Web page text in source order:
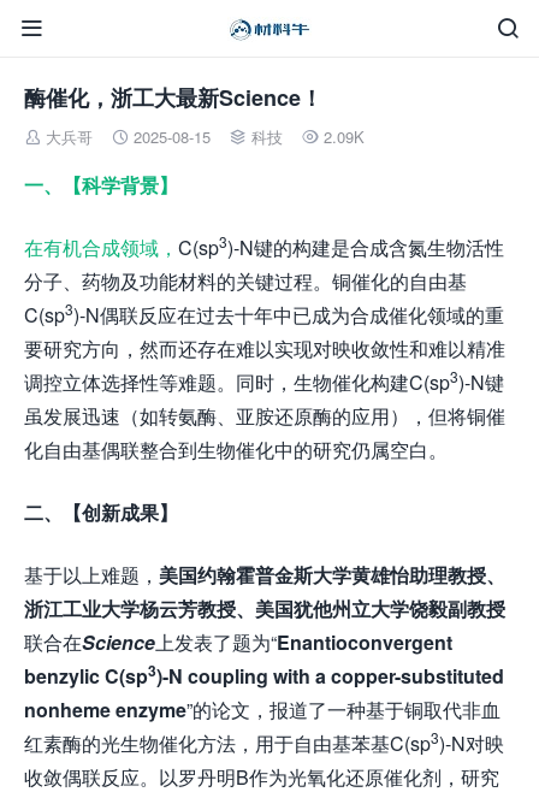


酶催化，浙工大最新Science！
 大兵哥  2025-08-15  科技  2.09K
一、【科学背景】
在有机合成领域， C(sp3)-N键的构建是合成含氮生物活性
分子、药物及功能材料的关键过程。铜催化的自由基
C(sp3)-N偶联反应在过去十年中已成为合成催化领域的重
要研究方向，然而还存在难以实现对映收敛性和难以精准
调控立体选择性等难题。同时，生物催化构建C(sp3)-N键
虽发展迅速（如转氨酶、亚胺还原酶的应用），但将铜催
化自由基偶联整合到生物催化中的研究仍属空白。
二、【创新成果】
基于以上难题， 美国约翰霍普金斯大学黄雄怡助理教授、
浙江工业大学杨云芳教授、美国犹他州立大学饶毅副教授
联合在Science上发表了题为“Enantioconvergent
benzylic C(sp3)-N coupling with a copper-substituted
nonheme enzyme”的论文，报道了一种基于铜取代非血
红素酶的光生物催化方法，用于自由基苯基C(sp3)-N对映
收敛偶联反应。以罗丹明B作为光氧化还原催化剂，研究